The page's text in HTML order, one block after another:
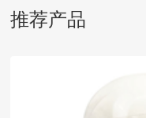
推荐产品